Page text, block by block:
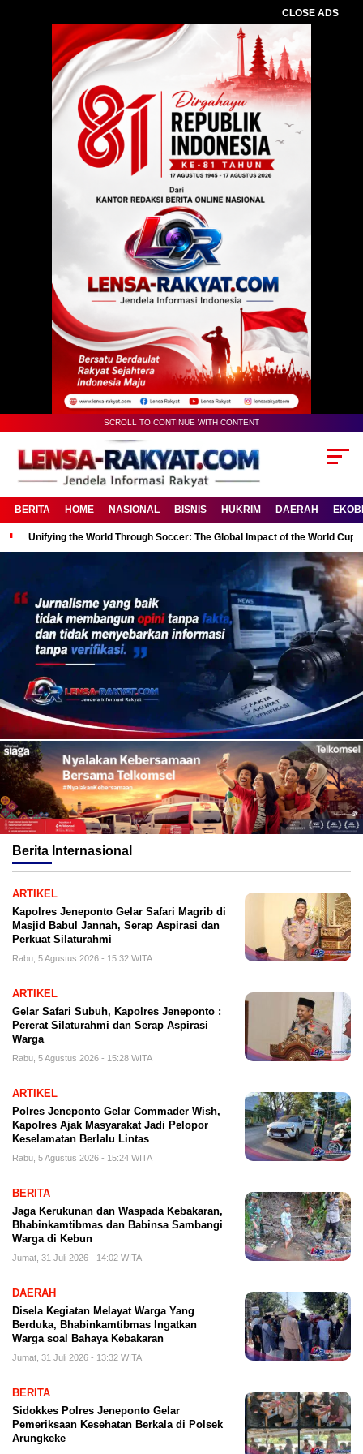
CLOSE ADS
SCROLL TO CONTINUE WITH CONTENT
BERITA HOME NASIONAL BISNIS HUKRIM DAERAH
Unifying the World Through Soccer: The Global Impact of the World Cup
Berita Internasional
ARTIKEL
Kapolres Jeneponto Gelar Safari Magrib di
Masjid Babul Jannah, Serap Aspirasi dan
Perkuat Silaturahmi
Rabu, 5 Agustus 2026 - 15:32 WITA
ARTIKEL
Gelar Safari Subuh, Kapolres Jeneponto :
Pererat Silaturahmi dan Serap Aspirasi
Warga
Rabu, 5 Agustus 2026 - 15:28 WITA
ARTIKEL
Polres Jeneponto Gelar Commader Wish,
Kapolres Ajak Masyarakat Jadi Pelopor
Keselamatan Berlalu Lintas
Rabu, 5 Agustus 2026 - 15:24 WITA
BERITA
Jaga Kerukunan dan Waspada Kebakaran,
Bhabinkamtibmas dan Babinsa Sambangi
Warga di Kebun
Jumat, 31 Juli 2026 - 14:02 WITA
DAERAH
Disela Kegiatan Melayat Warga Yang
Berduka, Bhabinkamtibmas Ingatkan
Warga soal Bahaya Kebakaran
Jumat, 31 Juli 2026 - 13:32 WITA
BERITA
Sidokkes Polres Jeneponto Gelar
Pemeriksaan Kesehatan Berkala di Polsek
Arungkeke